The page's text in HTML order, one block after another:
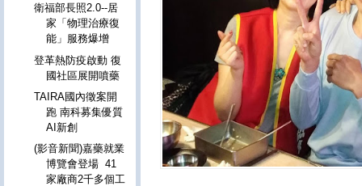
衛福部長照2.0--居
家「物理治療復
能」服務爆增
登革熱防疫啟動 復
國社區展開噴藥
TAIRA國內徵案開
跑 南科募集優質
AI新創
(影音新聞)嘉藥就業
博覽會登場 41
家廠商2千多個工